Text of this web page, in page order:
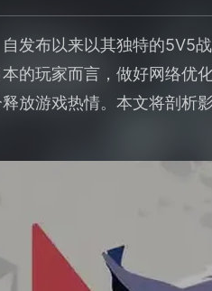
自发布以来以其独特的5V5
的玩家而言，做好网络优
放游戏热情。本文将剖析